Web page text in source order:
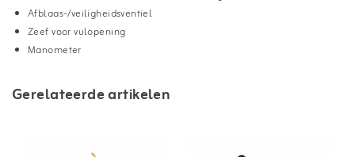
Afblaas-/veiligheidsventiel
Zeef voor vulopening
Manometer
Gerelateerde artikelen